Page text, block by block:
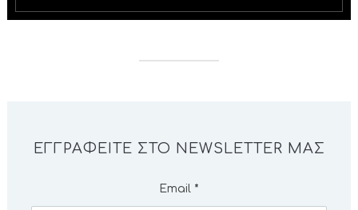
ΕΓΓΡΑΦΕΊΤΕ ΣΤΟ NEWSLETTER ΜΑΣ
Email *